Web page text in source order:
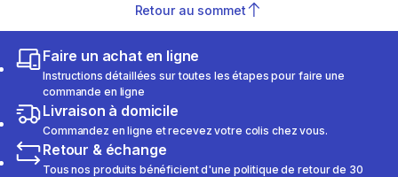
Retour au sommet
Faire un achat en ligne
Instructions détaillées sur toutes les étapes pour faire une
commande en ligne
Livraison à domicile
Commandez en ligne et recevez votre colis chez vous.
Retour & échange
Tous nos produits bénéficient d'une politique de retour de 30